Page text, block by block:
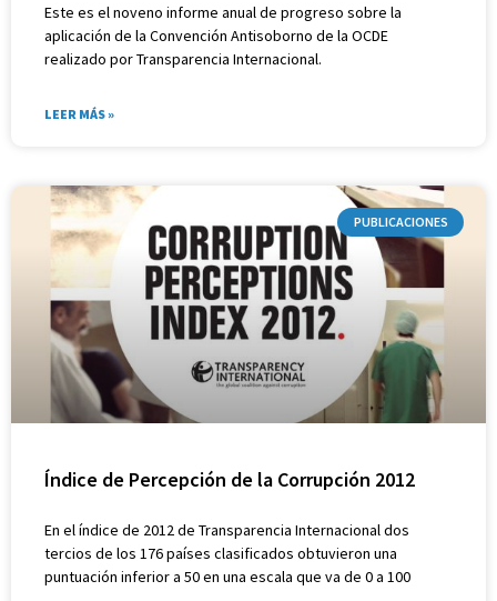
Este es el noveno informe anual de progreso sobre la
aplicación de la Convención Antisoborno de la OCDE
realizado por Transparencia Internacional.
LEER MÁS »
PUBLICACIONES
Índice de Percepción de la Corrupción 2012
En el índice de 2012 de Transparencia Internacional dos
tercios de los 176 países clasificados obtuvieron una
puntuación inferior a 50 en una escala que va de 0 a 100